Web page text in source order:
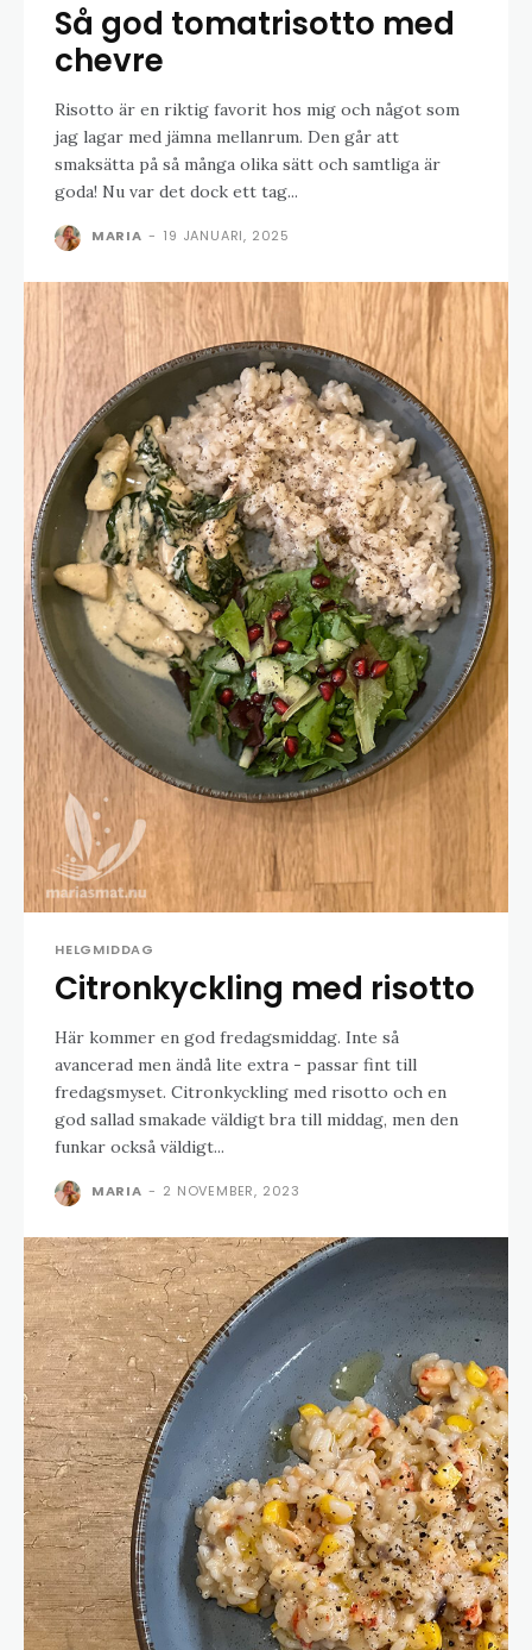
Så god tomatrisotto med
chevre
Risotto är en riktig favorit hos mig och något som
jag lagar med jämna mellanrum. Den går att
smaksätta på så många olika sätt och samtliga är
goda! Nu var det dock ett tag...
MARIA - 19 JANUARI, 2025
HELGMIDDAG
Citronkyckling med risotto
Här kommer en god fredagsmiddag. Inte så
avancerad men ändå lite extra - passar fint till
fredagsmyset. Citronkyckling med risotto och en
god sallad smakade väldigt bra till middag, men den
funkar också väldigt...
MARIA - 2 NOVEMBER, 2023